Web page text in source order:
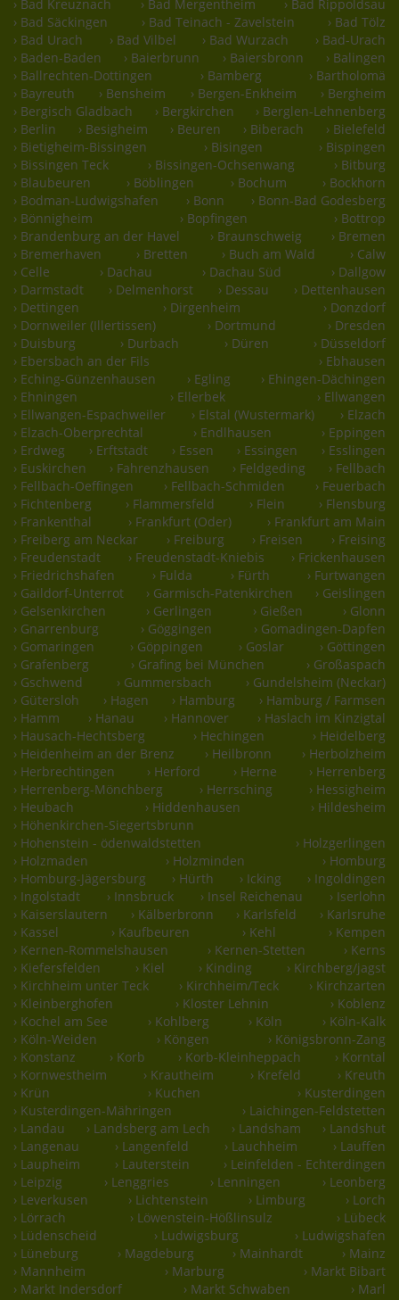
› Bad Kreuznach › Bad Mergentheim
› Bad Rippoldsau
› Bad Säckingen
› Bad Teinach - Zavelstein
› Bad Tölz
› Bad Urach
› Bad Vilbel › Bad Wurzach
› Bad-Urach
› Baden-Baden
› Baierbrunn › Baiersbronn
› Balingen
› Ballrechten-Dottingen
› Bamberg
› Bartholomä
› Bayreuth
› Bensheim › Bergen-Enkheim
› Bergheim
› Bergisch Gladbach
› Bergkirchen
› Berglen-Lehnenberg
› Berlin
› Besigheim › Beuren › Biberach
› Bielefeld
› Bietigheim-Bissingen
› Bisingen
› Bispingen
› Bissingen Teck
› Bissingen-Ochsenwang
› Bitburg
› Blaubeuren
› Böblingen › Bochum
› Bockhorn
› Bodman-Ludwigshafen
› Bonn
› Bonn-Bad Godesberg
› Bönnigheim
› Bopfingen
› Bottrop
› Brandenburg an der Havel
› Braunschweig
› Bremen
› Bremerhaven
› Bretten › Buch am Wald
› Calw
› Celle
› Dachau › Dachau Süd
› Dallgow
› Darmstadt
› Delmenhorst › Dessau
› Dettenhausen
› Dettingen
› Dirgenheim
› Donzdorf
› Dornweiler (Illertissen)
› Dortmund
› Dresden
› Duisburg
› Durbach › Düren
› Düsseldorf
› Ebersbach an der Fils
› Ebhausen
› Eching-Günzenhausen
› Egling
› Ehingen-Dächingen
› Ehningen
› Ellerbek
› Ellwangen
› Ellwangen-Espachweiler
› Elstal (Wustermark)
› Elzach
› Elzach-Oberprechtal
› Endlhausen
› Eppingen
› Erdweg
› Erftstadt › Essen › Essingen
› Esslingen
› Euskirchen
› Fahrenzhausen › Feldgeding
› Fellbach
› Fellbach-Oeffingen
› Fellbach-Schmiden
› Feuerbach
› Fichtenberg
› Flammersfeld › Flein
› Flensburg
› Frankenthal
› Frankfurt (Oder)
› Frankfurt am Main
› Freiberg am Neckar
› Freiburg › Freisen
› Freising
› Freudenstadt
› Freudenstadt-Kniebis
› Frickenhausen
› Friedrichshafen
› Fulda › Fürth
› Furtwangen
› Gaildorf-Unterrot
› Garmisch-Patenkirchen
› Geislingen
› Gelsenkirchen
› Gerlingen › Gießen
› Glonn
› Gnarrenburg
› Göggingen
› Gomadingen-Dapfen
› Gomaringen
› Göppingen › Goslar
› Göttingen
› Grafenberg
› Grafing bei München
› Großaspach
› Gschwend
› Gummersbach
› Gundelsheim (Neckar)
› Gütersloh
› Hagen › Hamburg
› Hamburg / Farmsen
› Hamm
› Hanau › Hannover
› Haslach im Kinzigtal
› Hausach-Hechtsberg
› Hechingen
› Heidelberg
› Heidenheim an der Brenz
› Heilbronn
› Herbolzheim
› Herbrechtingen
› Herford › Herne
› Herrenberg
› Herrenberg-Mönchberg
› Herrsching
› Hessigheim
› Heubach
› Hiddenhausen
› Hildesheim
› Höhenkirchen-Siegertsbrunn
› Hohenstein - ödenwaldstetten
› Holzgerlingen
› Holzmaden
› Holzminden
› Homburg
› Homburg-Jägersburg
› Hürth › Icking
› Ingoldingen
› Ingolstadt
› Innsbruck › Insel Reichenau
› Iserlohn
› Kaiserslautern
› Kälberbronn › Karlsfeld
› Karlsruhe
› Kassel
› Kaufbeuren › Kehl
› Kempen
› Kernen-Rommelshausen
› Kernen-Stetten
› Kerns
› Kiefersfelden
› Kiel › Kinding
› Kirchberg/jagst
› Kirchheim unter Teck
› Kirchheim/Teck
› Kirchzarten
› Kleinberghofen
› Kloster Lehnin
› Koblenz
› Kochel am See
› Kohlberg › Köln
› Köln-Kalk
› Köln-Weiden
› Köngen
› Königsbronn-Zang
› Konstanz
› Korb › Korb-Kleinheppach
› Korntal
› Kornwestheim
› Krautheim › Krefeld
› Kreuth
› Krün
› Kuchen
› Kusterdingen
› Kusterdingen-Mähringen
› Laichingen-Feldstetten
› Landau
› Landsberg am Lech › Landsham
› Landshut
› Langenau
› Langenfeld › Lauchheim
› Lauffen
› Laupheim
› Lauterstein
› Leinfelden - Echterdingen
› Leipzig
› Lenggries › Lenningen
› Leonberg
› Leverkusen
› Lichtenstein › Limburg
› Lorch
› Lörrach
› Löwenstein-Hößlinsulz
› Lübeck
› Lüdenscheid
› Ludwigsburg
› Ludwigshafen
› Lüneburg
› Magdeburg › Mainhardt
› Mainz
› Mannheim
› Marburg
› Markt Bibart
› Markt Indersdorf
› Markt Schwaben
› Marl